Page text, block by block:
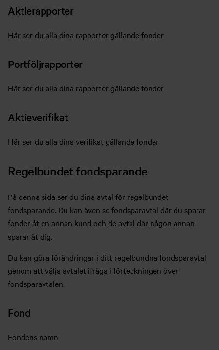
Aktierapporter
Här ser du alla dina rapporter gällande fonder
Portföljrapporter
Här ser du alla dina rapporter gällande fonder
Aktieverifikat
Här ser du alla dina verifikat gällande fonder
Regelbundet fondsparande
På denna sida ser du dina avtal för regelbundet
fondsparande. Du kan även se fondsparavtal där du sparar
fonder åt en annan kund och de avtal där någon annan
sparar åt dig.
Du kan göra förändringar i ditt regelbundna fondsparavtal
genom att välja avtalet ifråga i förteckningen över
fondsparavtalen.
Fond
Fondens namn